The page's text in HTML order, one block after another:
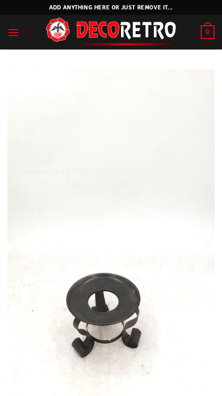
content
ADD ANYTHING HERE OR JUST REMOVE IT...
0